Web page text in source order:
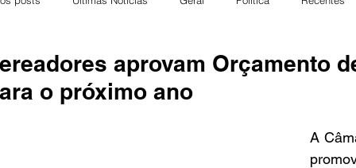
aprovam Orçamento
o próximo ano
A